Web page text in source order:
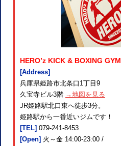
HERO’z KICK & BOXING GYM
[Address]
兵庫県姫路市北条口1丁目9
久宝寺ビル3階 →地図を見る
JR姫路駅北口東へ徒歩3分。
姫路駅から一番近いジムです！
[TEL] 079-241-8453
[Open] 火～金 14:00-23:00 /